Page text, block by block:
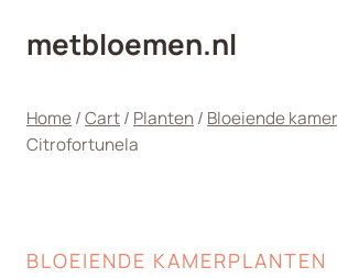
naarmetbloemen.nl
Home/Cart/ Planten/ Bloeiende
Citrofortunela
BLOEIENDE KAMERPLANTEN